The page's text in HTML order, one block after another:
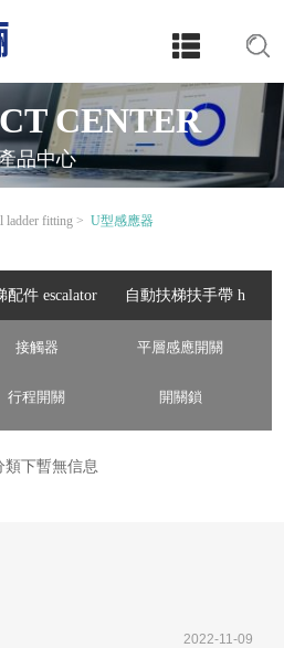
CENTER
品中心
ladder fitting > U型感應器
配件 escalator
parts
自動扶梯扶手帶 h
andrail
接觸器 平層感應開關
行程開關 開關鎖
類下暫無信息
2022-11-09